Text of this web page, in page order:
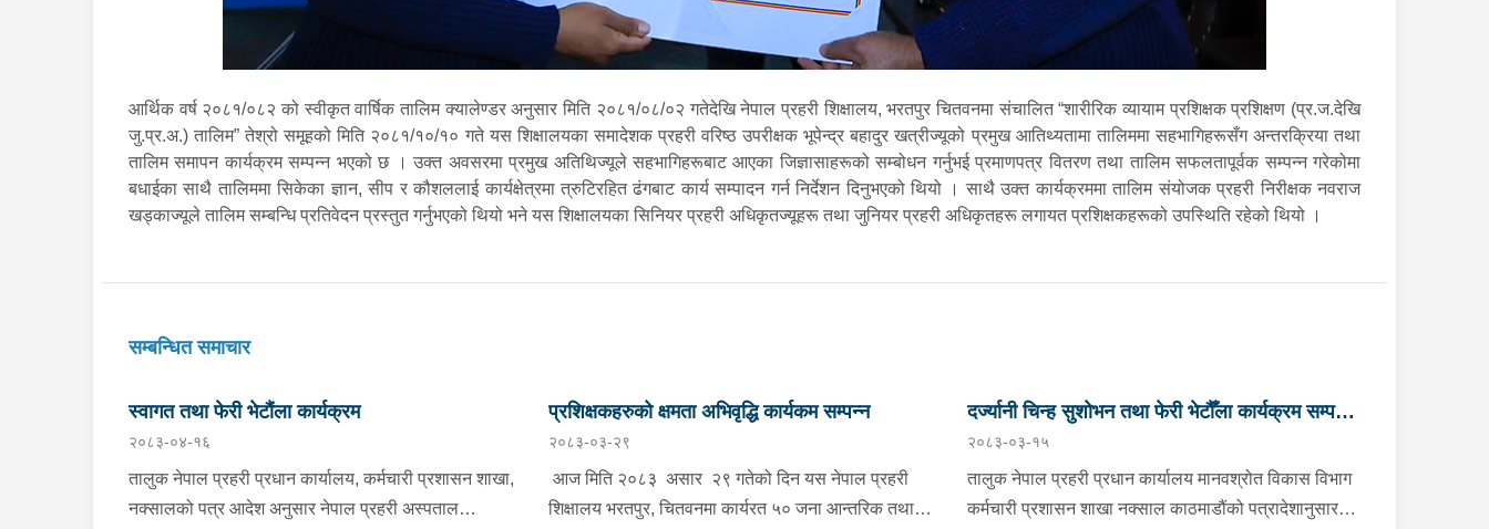
आर्थिक वर्ष २०८१/०८२ को स्वीकृत वार्षिक तालिम क्यालेण्डर अनुसार मिति २०८१/०८/०२ गतेदेखि नेपाल प्रहरी शिक्षालय, भरतपुर चितवनमा संचालित “शारीरिक व्यायाम प्रशिक्षक प्रशिक्षण (प्र.ज.देखि
जु.प्र.अ.) तालिम” तेश्रो समूहको मिति २०८१/१०/१० गते यस शिक्षालयका समादेशक प्रहरी वरिष्ठ उपरीक्षक भूपेन्द्र बहादुर खत्रीज्यूको प्रमुख आतिथ्यतामा तालिममा सहभागिहरूसँग अन्तरक्रिया तथा
तालिम समापन कार्यक्रम सम्पन्न भएको छ । उक्त अवसरमा प्रमुख अतिथिज्यूले सहभागिहरूबाट आएका जिज्ञासाहरूको सम्बोधन गर्नुभई प्रमाणपत्र वितरण तथा तालिम सफलतापूर्वक सम्पन्न गरेकोमा
बधाईका साथै तालिममा सिकेका ज्ञान, सीप र कौशललाई कार्यक्षेत्रमा त्रुटिरहित ढंगबाट कार्य सम्पादन गर्न निर्देशन दिनुभएको थियो । साथै उक्त कार्यक्रममा तालिम संयोजक प्रहरी निरीक्षक नवराज
खड्काज्यूले तालिम सम्बन्धि प्रतिवेदन प्रस्तुत गर्नुभएको थियो भने यस शिक्षालयका सिनियर प्रहरी अधिकृतज्यूहरू तथा जुनियर प्रहरी अधिकृतहरू लगायत प्रशिक्षकहरूको उपस्थिति रहेको थियो ।
सम्बन्धित समाचार
स्वागत तथा फेरी भेटौंला कार्यक्रम
२०८३-०४-१६
तालुक नेपाल प्रहरी प्रधान कार्यालय, कर्मचारी प्रशासन शाखा,
नक्सालको पत्र आदेश अनुसार नेपाल प्रहरी अस्पताल
प्रशिक्षकहरुको क्षमता अभिवृद्धि कार्यकम सम्पन्न
२०८३-०३-२९
आज मिति २०८३ असार २९ गतेको दिन यस नेपाल प्रहरी
शिक्षालय भरतपुर, चितवनमा कार्यरत ५० जना आन्तरिक तथा
दर्ज्यानी चिन्ह सुशोभन तथा फेरी भेटौँला कार्यक्रम सम्पन्न
।
२०८३-०३-१५
तालुक नेपाल प्रहरी प्रधान कार्यालय मानवश्रोत विकास विभाग
कर्मचारी प्रशासन शाखा नक्साल काठमाडौंको पत्रादेशानुसार